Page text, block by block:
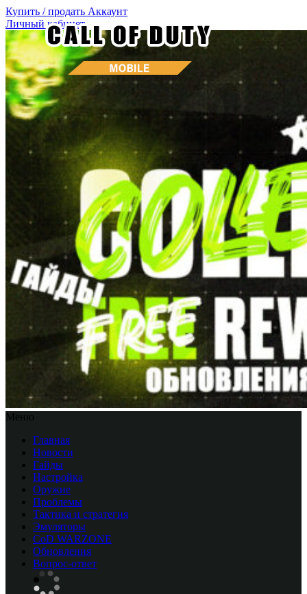
Купить / продать Аккаунт
Личный кабинет
Меню
Главная
Новости
Гайды
Настройка
Оружие
Проблемы
Тактика и стратегия
Эмуляторы
CоD WARZONE
Обновления
Вопрос-ответ